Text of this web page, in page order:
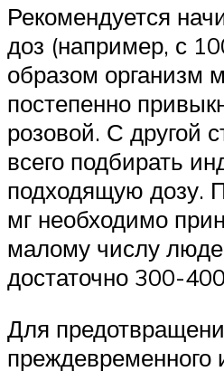
Рекомендуется
доз (например, с
образом организм
постепенно
розовой. С другой
всего подбирать
подходящую дозу.
мг необходимо
малому числу
достаточно 300-
Для
преждевременного